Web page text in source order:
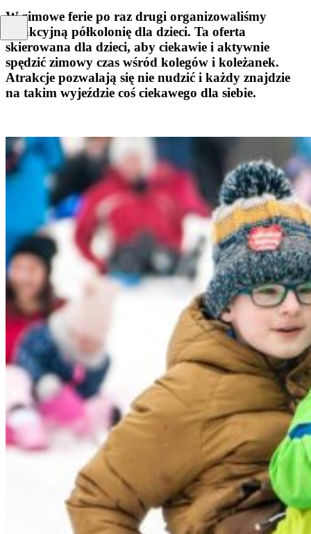
W zimowe ferie po raz drugi organizowaliśmy
atrakcyjną półkolonię dla dzieci. Ta oferta
skierowana dla dzieci, aby ciekawie i aktywnie
spędzić zimowy czas wśród kolegów i koleżanek.
Atrakcje pozwalają się nie nudzić i każdy znajdzie
na takim wyjeździe coś ciekawego dla siebie.